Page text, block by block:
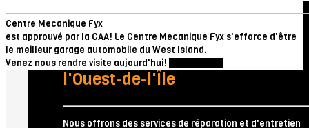
Centre Mecanique Fyx
est approuvé par la CAA! Le Centre Mecanique Fyx s'efforce d'être
le meilleur garage automobile du West Island.
Venez nous rendre visite aujourd'hui!
Notre atelier est basé dans
l'Ouest-de-l'Île
Nous offrons des services de réparation et d'entretien